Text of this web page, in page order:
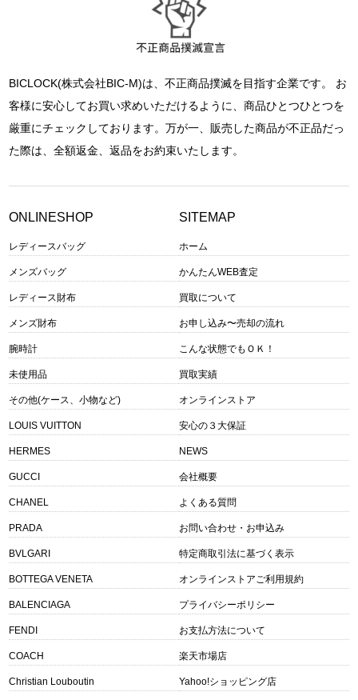
BICLOCK(株式会社BIC-M)は、不正商品撲滅を目指す企業です。 お
客様に安心してお買い求めいただけるように、商品ひとつひとつを
厳重にチェックしております。万が一、販売した商品が不正品だっ
た際は、全額返金、返品をお約束いたします。
ONLINESHOP
レディースバッグ
メンズバッグ
レディース財布
メンズ財布
腕時計
未使用品
その他(ケース、小物など)
LOUIS VUITTON
HERMES
GUCCI
CHANEL
PRADA
BVLGARI
BOTTEGA VENETA
BALENCIAGA
FENDI
COACH
Christian Louboutin
SITEMAP
ホーム
かんたんWEB査定
買取について
お申し込み〜売却の流れ
こんな状態でもＯＫ！
買取実績
オンラインストア
安心の３大保証
NEWS
会社概要
よくある質問
お問い合わせ・お申込み
特定商取引法に基づく表示
オンラインストアご利用規約
プライバシーポリシー
お支払方法について
楽天市場店
Yahoo!ショッピング店